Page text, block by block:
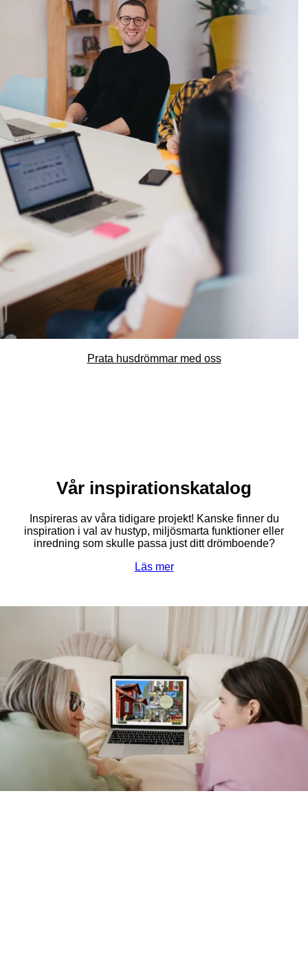
Prata husdrömmar med oss
Vår inspirationskatalog
Inspireras av våra tidigare projekt! Kanske finner du
inspiration i val av hustyp, miljösmarta funktioner eller
inredning som skulle passa just ditt drömboende?
Läs mer